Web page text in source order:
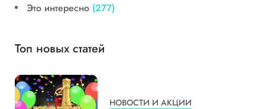
Это интересно (277)
Топ новых статей
НОВОСТИ И АКЦИИ